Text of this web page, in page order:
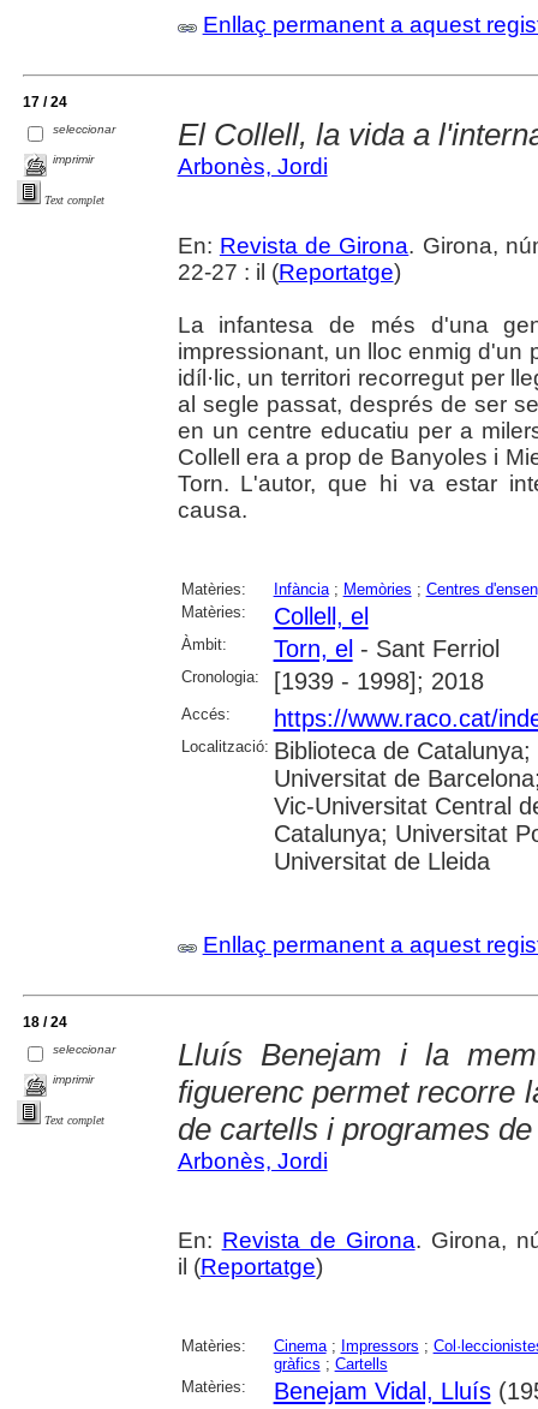
Enllaç permanent a aquest
17 / 24
seleccionar
imprimir
Text complet
El Collell, la vida a
Arbonès, Jordi
En: Revista de Girona. Girona,
22-27 : il (Reportatge)
La infantesa de més d'una
impressionant, un lloc enmig d'un
idíl·lic, un territori recorregut per
al segle passat, després de ser
en un centre educatiu per a
Collell era a prop de Banyoles i
Torn. L'autor, que hi va estar
causa.
Matèries: Infància; Memòries ; Centres
Matèries:
Collell, el
Àmbit: Torn, el - Sant Ferriol
Cronologia: [1939 - 1998]; 2018
Accés: https://www.raco.cat/
Localització: Biblioteca de
Universitat de
Vic-Universitat Central
Catalunya; Universitat
Universitat de Lleida
Enllaç permanent a aquest
18 / 24
seleccionar
imprimir
Text complet
Lluís Benejam i la
figuerenc permet recorre
de cartells i programes
Arbonès, Jordi
En: Revista de Girona. Girona,
il (Reportatge)
Matèries: Cinema; Impressors ;
gràfics ; Cartells
Matèries:
Benejam Vidal, Lluís